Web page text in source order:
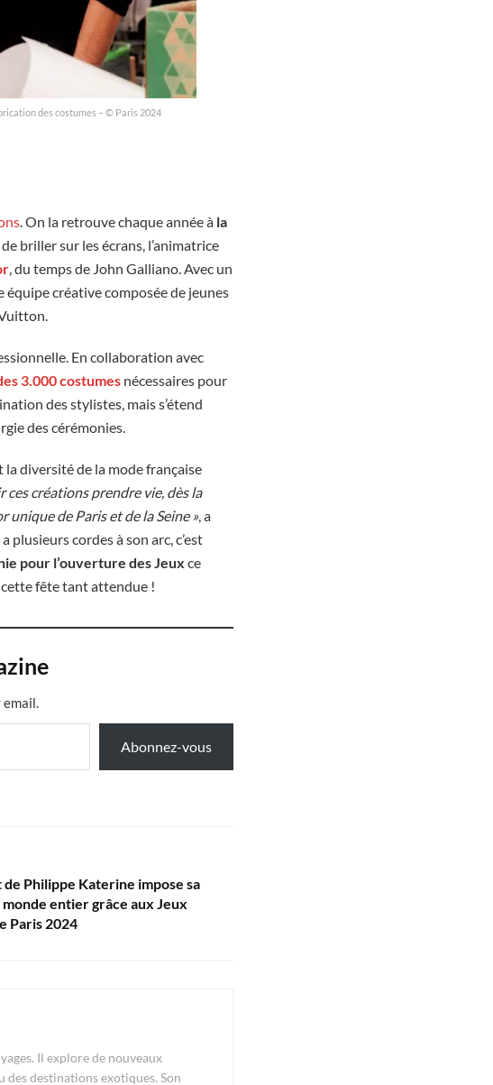
des costumes – © Paris 2024
. On la retrouve chaque année à la
briller sur les écrans, l’animatrice
, du temps de John Galliano. Avec un
équipe créative composée de jeunes
En collaboration avec
3.000 costumes nécessaires pour
des stylistes, mais s’étend
des cérémonies.
la diversité de la mode française
ces créations prendre vie, dès la
de Paris et de la Seine », a
cordes à son arc, c’est
pour l’ouverture des Jeux ce
fête tant attendue !
Abonnez-vous
de Philippe Katerine impose sa
monde entier grâce aux Jeux
Paris 2024
Il explore de nouveaux
des destinations exotiques. Son